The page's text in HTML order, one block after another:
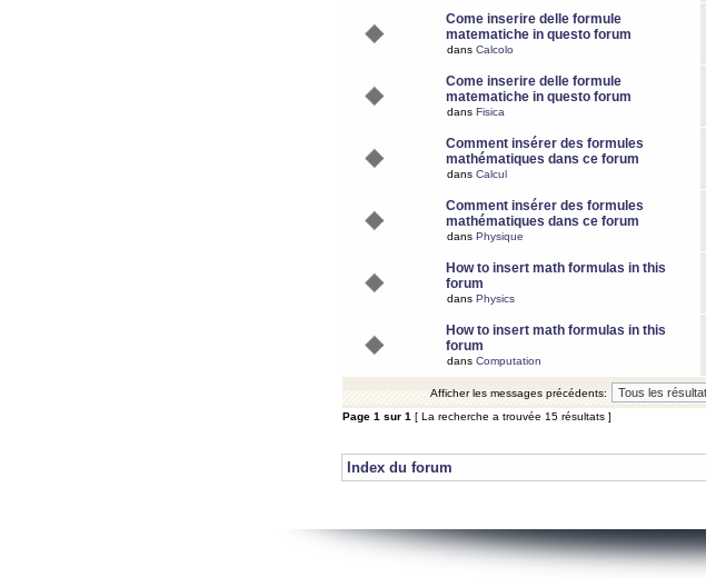
Come inserire delle formule
matematiche in questo forum
dans Calcolo
Come inserire delle formule
matematiche in questo forum
dans Fisica
Comment insérer des formules
mathématiques dans ce forum
dans Calcul
Comment insérer des formules
mathématiques dans ce forum
dans Physique
How to insert math formulas in this
forum
dans Physics
How to insert math formulas in this
forum
dans Computation
Afficher les messages précédents:
Page 1 sur 1 [ La recherche a trouvée 15 résultats ]
Index du forum